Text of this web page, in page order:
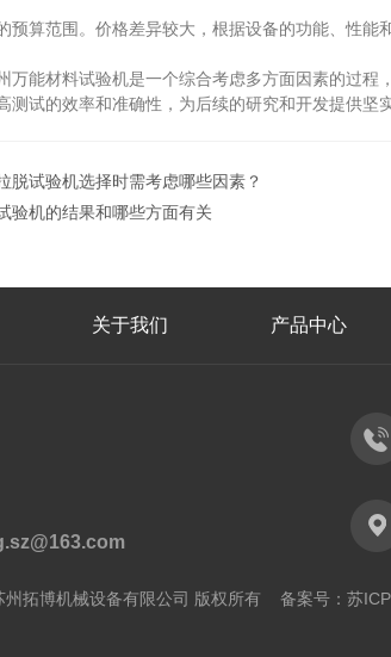
算范围。价格差异较大，根据设备的功能、性能
能材料试验机是一个综合考虑多方面因素的过程
测试的效率和准确性，为后续的研究和开发提供坚
脱试验机选择时需考虑哪些因素？
验机的结果和哪些方面有关
关于我们 产品中心
拓博机械设备有限公司 版权所有 备案号：苏